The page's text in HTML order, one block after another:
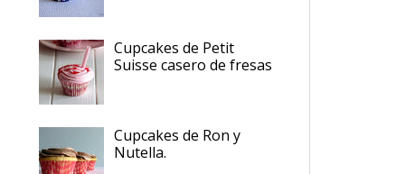
Cupcakes de Petit
Suisse casero de fresas
Cupcakes de Ron y
Nutella.